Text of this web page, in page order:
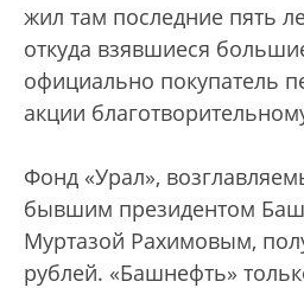
жил там последние пять
откуда взявшиеся
официально покупатель
акции
Фонд «Урал»,
бывшим президентом
Муртазой Рахимовым,
рублей. «Башнефть»